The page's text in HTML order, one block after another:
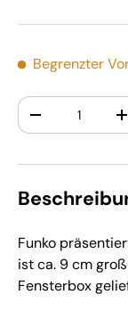
Begrenzter
Anzahl
-
+
Funko
ist ca. 9 cm
Fensterbox